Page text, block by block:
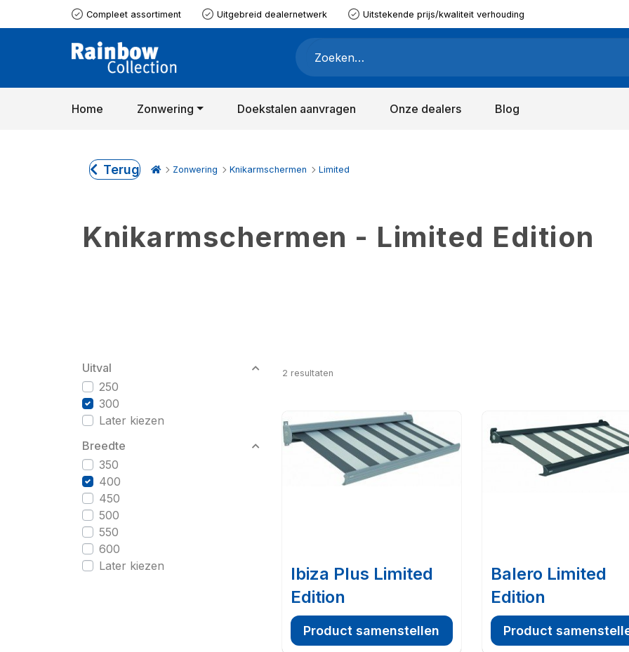
Compleet assortiment Uitgebreid dealernetwerk Uitstekende prijs/kwaliteit verhouding
Home Zonwering Doekstalen aanvragen Onze dealers Blog
Terug Zonwering Knikarmschermen Limited
Knikarmschermen - Limited Edition
Uitval
250
300
Later kiezen
Breedte
350
400
450
500
550
600
Later kiezen
2 resultaten
Ibiza Plus Limited
Edition
Product samenstellen
Balero Limited
Edition
Product